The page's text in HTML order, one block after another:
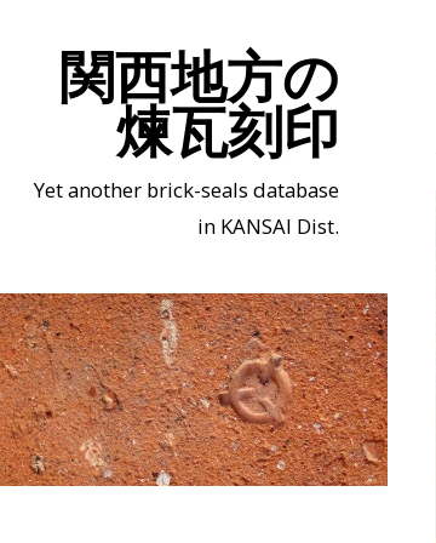
関西地方の
煉瓦刻印
Yet another brick-seals database
in KANSAI Dist.